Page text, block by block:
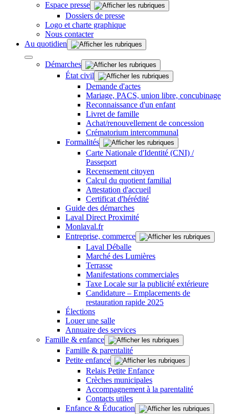
Espace presse
Dossiers de presse
Logo et charte graphique
Nous contacter
Au quotidien
Démarches
État civil
Demande d'actes
Mariage, PACS, union libre, concubinage
Reconnaissance d'un enfant
Livret de famille
Achat/renouvellement de concession
Crématorium intercommunal
Formalités
Carte Nationale d'Identité (CNI) /
Passeport
Recensement citoyen
Calcul du quotient familial
Attestation d'accueil
Certificat d'hérédité
Guide des démarches
Laval Direct Proximité
Monlaval.fr
Entreprise, commerce
Laval Déballe
Marché des Lumières
Terrasse
Manifestations commerciales
Taxe Locale sur la publicité extérieure
Candidature – Emplacements de
restauration rapide 2025
Élections
Louer une salle
Annuaire des services
Famille & enfance
Famille & parentalité
Petite enfance
Relais Petite Enfance
Crèches municipales
Accompagnement à la parentalité
Contacts utiles
Enfance & Éducation